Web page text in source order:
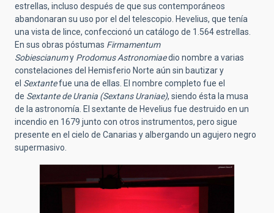
estrellas, incluso después de que sus contemporáneos
abandonaran su uso por el del telescopio. Hevelius, que tenía
una vista de lince, confeccionó un catálogo de 1.564 estrellas.
En sus obras póstumas Firmamentum
Sobiescianumy Prodomus Astronomiaedio nombre a varias
constelaciones del Hemisferio Norte aún sin bautizar y
el Sextantefue una de ellas. El nombre completo fue el
de Sextante de Urania (Sextans Uraniae), siendo ésta la musa
de la astronomía. El sextante de Hevelius fue destruido en un
incendio en 1679 junto con otros instrumentos, pero sigue
presente en el cielo de Canarias y albergando un agujero negro
supermasivo.